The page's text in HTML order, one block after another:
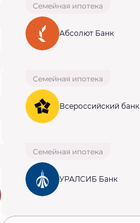
Семейная ипотека
Абсолют Банк
Семейная ипотека
Всероссийский банк
Семейная ипотека
УРАЛСИБ Банк